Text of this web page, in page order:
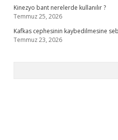
Kinezyo bant nerelerde kullanılır ?
Temmuz 25, 2026
Kafkas cephesinin kaybedilmesine
Temmuz 23, 2026